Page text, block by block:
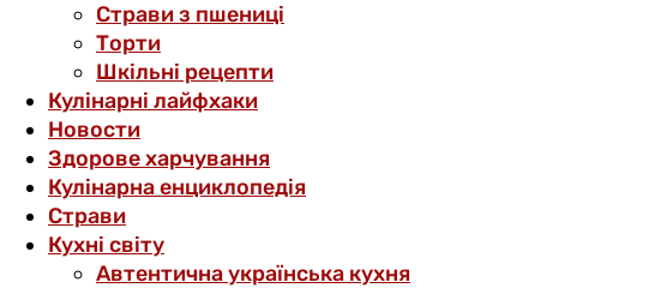
Страви з пшениці
Торти
Шкільні рецепти
Кулінарні лайфхаки
Новости
Здорове харчування
Кулінарна енциклопедія
Страви
Кухні світу
Автентична українська кухня